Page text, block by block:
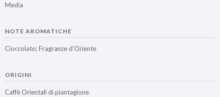
Media
NOTE AROMATICHE
Cioccolato; Fragranze d’Oriente
ORIGINI
Caffè Orientali di piantagione